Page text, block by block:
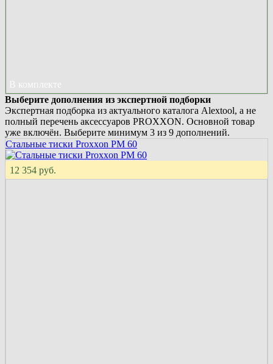
В комплекте
Выберите дополнения из экспертной подборки
Экспертная подборка из актуального каталога Alextool, а не
полный перечень аксессуаров PROXXON. Основной товар
уже включён. Выберите минимум 3 из 9 дополнений.
Стальные тиски Proxxon PM 60
12 354 руб.